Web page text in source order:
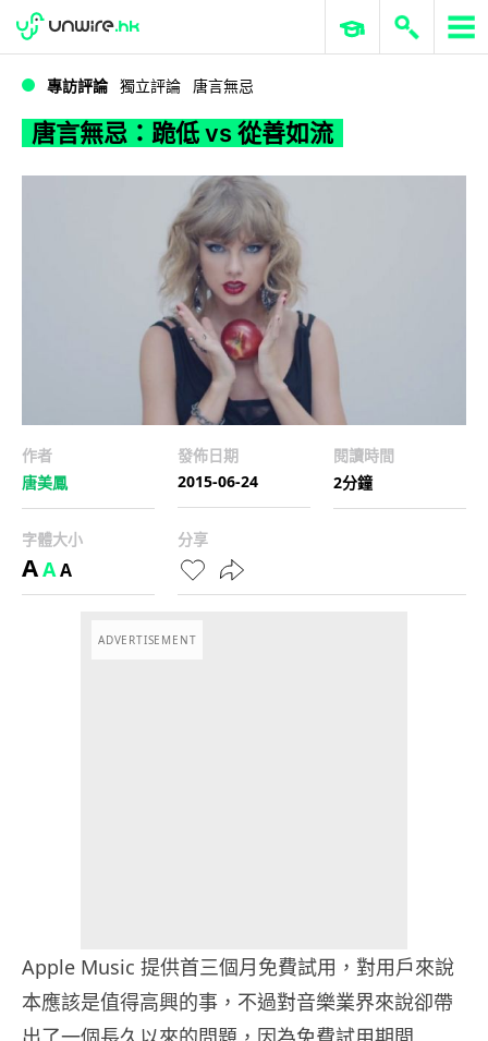
唐言無忌：跪低 vs 從善如流
WWDC 2026 ERP 與商業 AI
專訪評論 獨立評論 唐言無忌
唐言無忌：跪低 vs 從善如流
作者
唐美鳳
發佈日期
2015-06-24
閱讀時間
2分鐘
字體大小
AAA
分享
ADVERTISEMENT
Apple Music 提供首三個月免費試用，對用戶來說
本應該是值得高興的事，不過對音樂業界來說卻帶